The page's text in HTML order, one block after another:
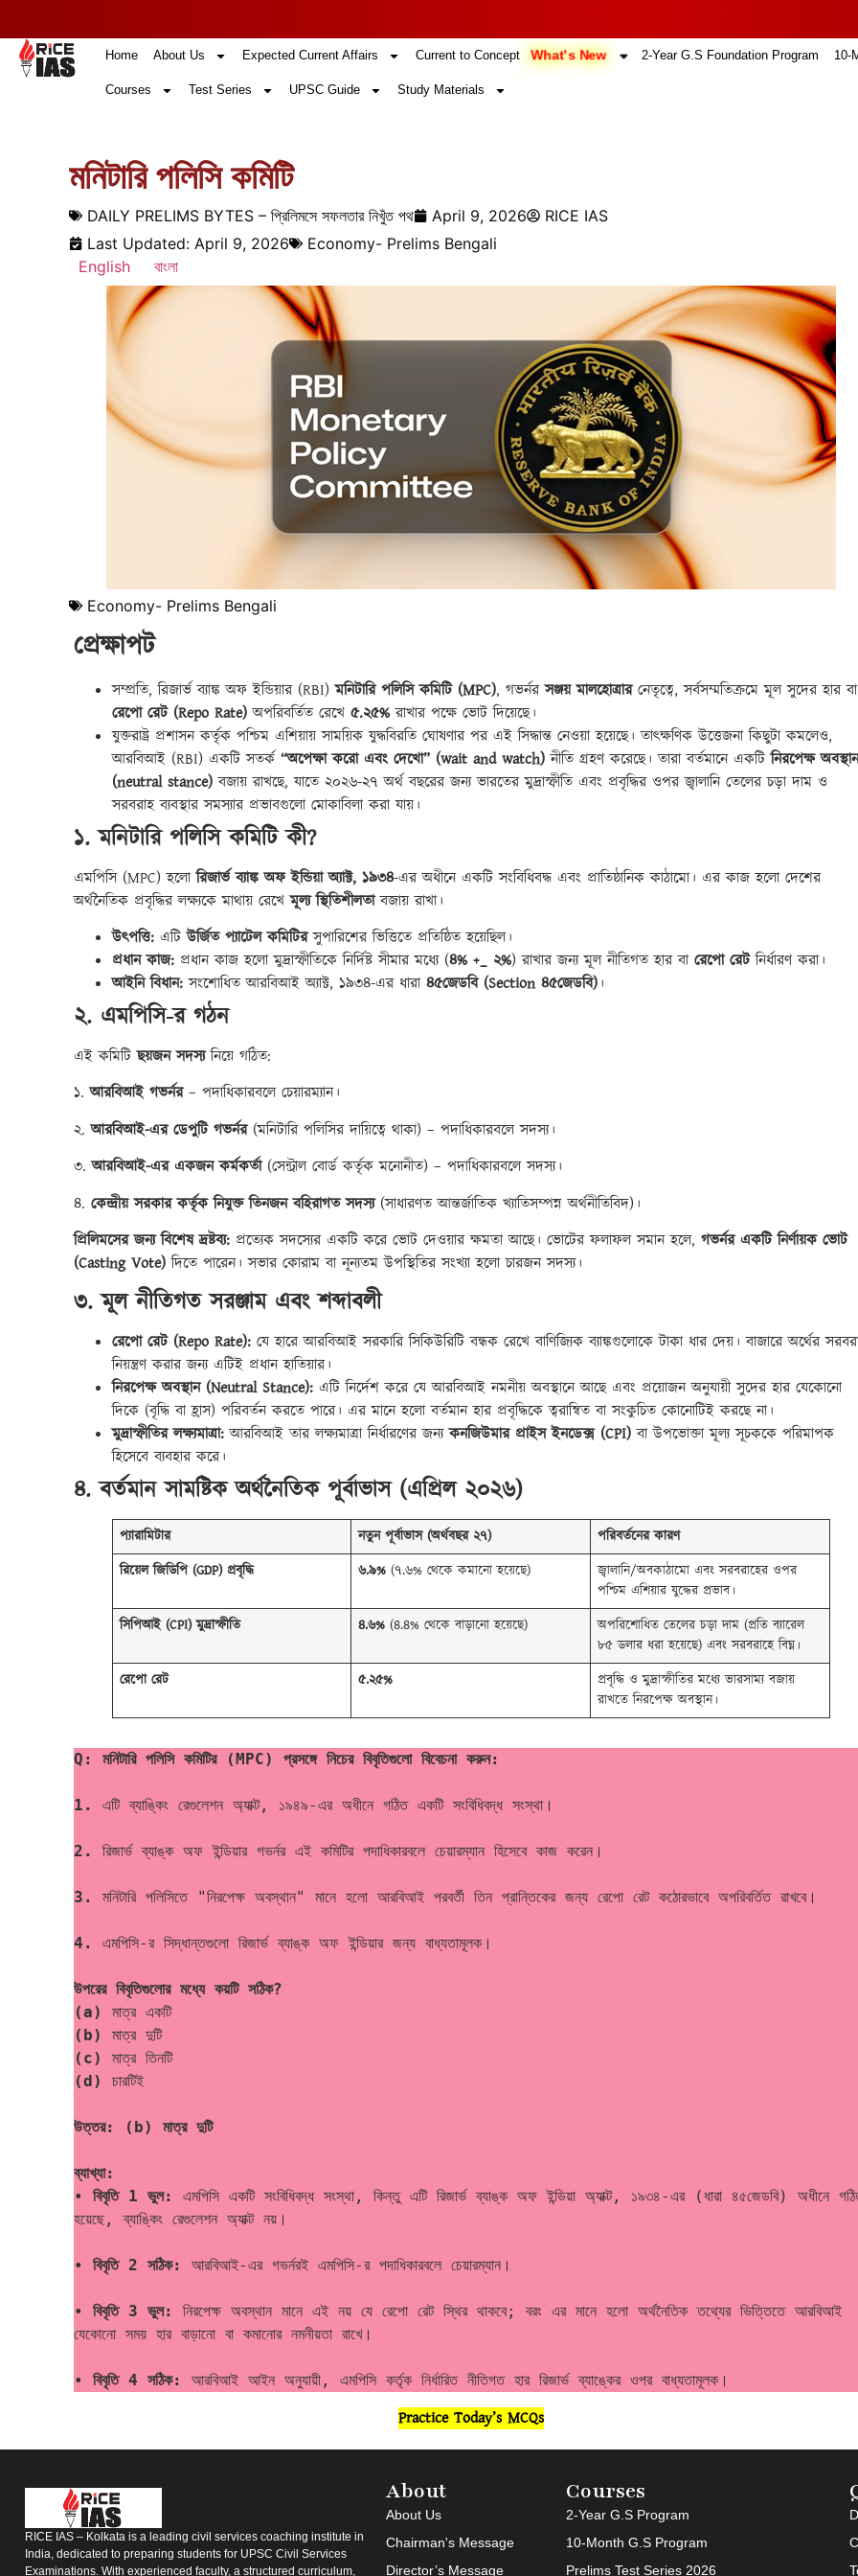
Home About Us Expected Current Affairs Current to Concept What’s New 2-Year G.S Foundation Program 10-
Courses Test Series UPSC Guide Study Materials
মনিটারি পলিসি কমিটি
DAILY PRELIMS BYTES – প্রিলিমসে সফলতার নিখুঁত পথ April 9, 2026
RICE IAS
Last Updated: April 9, 2026
Economy- Prelims Bengali
English
বাংলা
Economy- Prelims Bengali
প্রেক্ষাপট
সম্প্রতি, রিজার্ভ ব্যাঙ্ক অফ ইন্ডিয়ার (RBI)মনিটারি পলিসি কমিটি (MPC), গভর্নরসঞ্জয় মালহোত্রারনেতৃত্বে, সর্বসম্মতিক্রমে মূল সুদের হার বা
রেপো রেট (Repo Rate) অপরিবর্তিত রেখে ৫.২৫% রাখার পক্ষে ভোট দিয়েছে।
যুক্তরাষ্ট্র প্রশাসন কর্তৃক পশ্চিম এশিয়ায় সাময়িক যুদ্ধবিরতি ঘোষণার পর এই সিদ্ধান্ত নেওয়া হয়েছে। তাৎক্ষণিক উত্তেজনা কিছুটা কমলেও,
আরবিআই (RBI) একটি সতর্ক “অপেক্ষা করো এবং দেখো” (wait and watch) নীতি গ্রহণ করেছে। তারা বর্তমানে একটিনিরপেক্ষ অবস্থান
(neutral stance) বজায় রাখছে, যাতে ২০২৬-২৭ অর্থ বছরের জন্য ভারতের মুদ্রাস্ফীতি এবং প্রবৃদ্ধির ওপর জ্বালানি তেলের চড়া দাম ও
সরবরাহ ব্যবস্থার সমস্যার প্রভাবগুলো মোকাবিলা করা যায়।
১. মনিটারি পলিসি কমিটি কী?
এমপিসি (MPC) হলোরিজার্ভ ব্যাঙ্ক অফ ইন্ডিয়া অ্যাক্ট, ১৯৩৪-এর অধীনে একটি সংবিধিবদ্ধ এবং প্রাতিষ্ঠানিক কাঠামো। এর কাজ হলো দেশের
অর্থনৈতিক প্রবৃদ্ধির লক্ষ্যকে মাথায় রেখেমূল্য স্থিতিশীলতাবজায় রাখা।
উৎপত্তি: এটিউর্জিত প্যাটেল কমিটিরসুপারিশের ভিত্তিতে প্রতিষ্ঠিত হয়েছিল।
প্রধান কাজ: প্রধান কাজ হলো মুদ্রাস্ফীতিকে নির্দিষ্ট সীমার মধ্যে (৪% +_ ২%) রাখার জন্য মূল নীতিগত হার বা রেপো রেটনির্ধারণ করা।
আইনি বিধান: সংশোধিত আরবিআই অ্যাক্ট, ১৯৩৪-এর ধারা ৪৫জেডবি (Section ৪৫জেডবি)।
২. এমপিসি-র গঠন
এই কমিটিছয়জন সদস্যনিয়ে গঠিত:
১.আরবিআই গভর্নর– পদাধিকারবলে চেয়ারম্যান।
২.আরবিআই-এর ডেপুটি গভর্নর(মনিটারি পলিসির দায়িত্বে থাকা) – পদাধিকারবলে সদস্য।
৩.আরবিআই-এর একজন কর্মকর্তা(সেন্ট্রাল বোর্ড কর্তৃক মনোনীত) – পদাধিকারবলে সদস্য।
৪. কেন্দ্রীয় সরকার কর্তৃক নিযুক্ত তিনজন বহিরাগত সদস্য(সাধারণত আন্তর্জাতিক খ্যাতিসম্পন্ন অর্থনীতিবিদ)।
প্রিলিমসের জন্য বিশেষ দ্রষ্টব্য: প্রত্যেক সদস্যের একটি করে ভোট দেওয়ার ক্ষমতা আছে। ভোটের ফলাফল সমান হলে, গভর্নর একটি নির্ণায়ক ভোট
(Casting Vote) দিতে পারেন। সভার কোরাম বা নূন্যতম উপস্থিতির সংখ্যা হলো চারজন সদস্য।
৩. মূল নীতিগত সরঞ্জাম এবং শব্দাবলী
রেপো রেট (Repo Rate): যে হারে আরবিআই সরকারি সিকিউরিটি বন্ধক রেখে বাণিজ্যিক ব্যাঙ্কগুলোকে টাকা ধার দেয়। বাজারে অর্থের
নিয়ন্ত্রণ করার জন্য এটিই প্রধান হাতিয়ার।
নিরপেক্ষ অবস্থান (Neutral Stance): এটি নির্দেশ করে যে আরবিআই নমনীয় অবস্থানে আছে এবং প্রয়োজন অনুযায়ী সুদের হার যেকোনো
দিকে (বৃদ্ধি বা হ্রাস) পরিবর্তন করতে পারে। এর মানে হলো বর্তমান হার প্রবৃদ্ধিকে ত্বরান্বিত বা সংকুচিত কোনোটিই করছে না।
মুদ্রাস্ফীতির লক্ষ্যমাত্রা: আরবিআই তার লক্ষ্যমাত্রা নির্ধারণের জন্যকনজিউমার প্রাইস ইনডেক্স (CPI) বা উপভোক্তা মূল্য সূচককে পরিমাপক
হিসেবে ব্যবহার করে।
৪. বর্তমান সামষ্টিক অর্থনৈতিক পূর্বাভাস (এপ্রিল ২০২৬)
প্যারামিটার নতুন পূর্বাভাস (অর্থবছর ২৭)
পরিবর্তনের কারণ
রিয়েল জিডিপি (GDP) প্রবৃদ্ধি
৬.৯% (৭.৬% থেকে কমানো হয়েছে)
জ্বালানি/অবকাঠামো এবং সরবরাহের ওপর
পশ্চিম এশিয়ার যুদ্ধের প্রভাব।
সিপিআই (CPI) মুদ্রাস্ফীতি
৪.৬% (৪.৪% থেকে বাড়ানো হয়েছে)
অপরিশোধিত তেলের চড়া দাম (প্রতি ব্যারেল
৮৫ ডলার ধরা হয়েছে) এবং সরবরাহে বিঘ্ন।
রেপো রেট
৫.২৫%
প্রবৃদ্ধি ও মুদ্রাস্ফীতির মধ্যে ভারসাম্য বজায়
রাখতে নিরপেক্ষ অবস্থান।
Q: মনিটারি পলিসি কমিটির (MPC) প্রসঙ্গে নিচের বিবৃতিগুলো বিবেচনা করুন:
1. এটি ব্যাঙ্কিং রেগুলেশন অ্যাক্ট, ১৯৪৯-এর অধীনে গঠিত একটি সংবিধিবদ্ধ সংস্থা।
2. রিজার্ভ ব্যাঙ্ক অফ ইন্ডিয়ার গভর্নর এই কমিটির পদাধিকারবলে চেয়ারম্যান হিসেবে কাজ করেন।
3. মনিটারি পলিসিতে "নিরপেক্ষ অবস্থান" মানে হলো আরবিআই পরবর্তী তিন প্রান্তিকের জন্য রেপো রেট কঠোরভাবে অপরিবর্তিত রাখবে।
4. এমপিসি-র সিদ্ধান্তগুলো রিজার্ভ ব্যাঙ্ক অফ ইন্ডিয়ার জন্য বাধ্যতামূলক।
উপরের বিবৃতিগুলোর মধ্যে কয়টি সঠিক?
(a)
মাত্র একটি
(b)
মাত্র দুটি
(c)
মাত্র তিনটি
(d)
চারটিই
উত্তর: (b) মাত্র দুটি
ব্যাখ্যা:
• বিবৃতি 1 ভুল:
এমপিসি একটি সংবিধিবদ্ধ সংস্থা, কিন্তু এটি রিজার্ভ ব্যাঙ্ক অফ ইন্ডিয়া অ্যাক্ট, ১৯৩৪-এর (ধারা ৪৫জেডবি) অধীনে
হয়েছে, ব্যাঙ্কিং রেগুলেশন অ্যাক্ট নয়।
• বিবৃতি 2 সঠিক: আরবিআই-এর গভর্নরই এমপিসি-র পদাধিকারবলে চেয়ারম্যান।
• বিবৃতি 3 ভুল:
নিরপেক্ষ অবস্থান মানে এই নয় যে রেপো রেট স্থির থাকবে; বরং এর মানে হলো অর্থনৈতিক তথ্যের ভিত্তিতে আরবিআই
যেকোনো সময় হার বাড়ানো বা কমানোর নমনীয়তা রাখে।
• বিবৃতি 4 সঠিক: আরবিআই আইন অনুযায়ী, এমপিসি কর্তৃক নির্ধারিত নীতিগত হার রিজার্ভ ব্যাঙ্কের ওপর বাধ্যতামূলক।
Practice Today’s MCQs
RICE IAS – Kolkata is a leading civil services coaching institute in
India, dedicated to preparing students for UPSC Civil Services
Examinations. With experienced faculty, a structured curriculum,
About
About Us
Chairman's Message
Director’s Message
Courses
2-Year G.S Program
10-Month G.S Program
Prelims Test Series 2026